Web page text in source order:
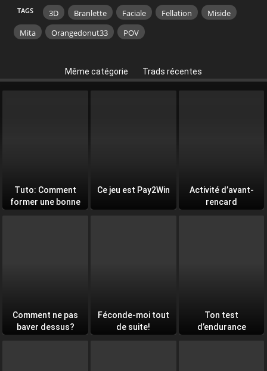
TAGS 3D Branlette Faciale Fellation
Miside
Mita
Orangedonut33 POV
Même catégorie Trads récentes
Tuto: Comment
former une bonne
Ce jeu est Pay2Win
Activité d’avant-
rencard
Comment ne pas
baver dessus?
Féconde-moi tout
de suite!
Ton test
d’endurance